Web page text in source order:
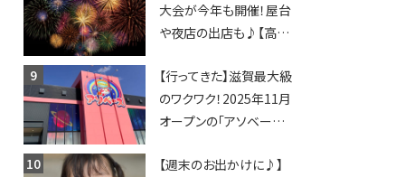
ーブ】
大会が今年も開催！屋台
や夜店の出店も♪【高宮
【行ってきた】滋賀最大級
のワクワク！2025年11月
オープンの「アソベース
レーンゲームで青果や日
【週末のお出かけに♪】